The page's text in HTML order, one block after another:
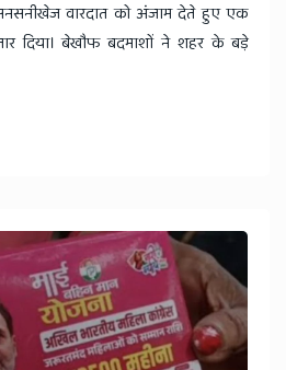
वारदात को अंजाम देते हुए एक
दिया। बेखौफ बदमाशों ने शहर के बड़े